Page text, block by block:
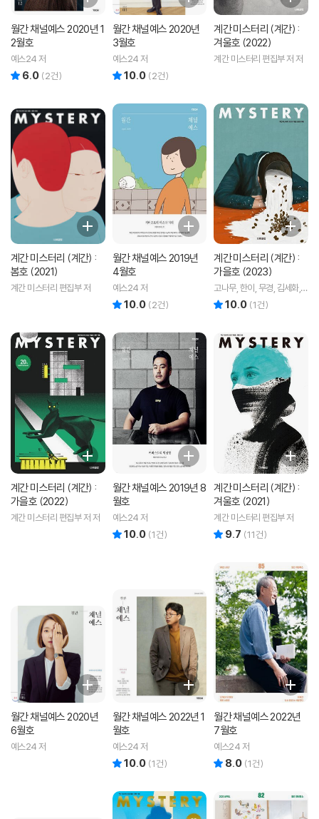
월간 채널예스 2020년 1
2월호
예스24 저
6.0 (2건)
월간 채널예스 2020년
3월호
예스24 저
10.0 (2건)
계간 미스터리 (계간) :
겨울호 (2022)
계간 미스터리 편집부 저 저
계간 미스터리 (계간) :
봄호 (2021)
계간 미스터리 편집부 저
월간 채널예스 2019년
4월호
예스24 저
10.0 (2건)
계간 미스터리 (계간) :
가을호 (2023)
고나무, 한이, 무경, 김세화,
여실지, 김창현, 홍정기, 박소
해, 백휴, 김소망, 쥬한량, 황
10.0 (1건)
계간 미스터리 (계간) :
가을호 (2022)
계간 미스터리 편집부 저 저
월간 채널예스 2019년 8
월호
예스24 저
10.0 (1건)
계간 미스터리 (계간) :
겨울호 (2021)
계간 미스터리 편집부 저
9.7 (11건)
월간 채널예스 2020년
6월호
예스24 저
월간 채널예스 2022년 1
월호
예스24 저
10.0 (1건)
월간 채널예스 2022년
7월호
예스24 저
8.0 (1건)